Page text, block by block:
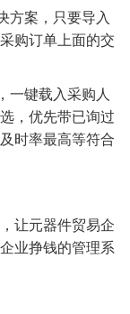
方案，只要导入
购订单上面的交
一键载入采购人
，优先带已询过
时率最高等符合
让元器件贸易企
业挣钱的管理系